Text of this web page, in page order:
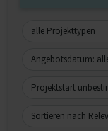
alle Projekttypen
Angebotsdatum:
Projektstart
Sortieren nach